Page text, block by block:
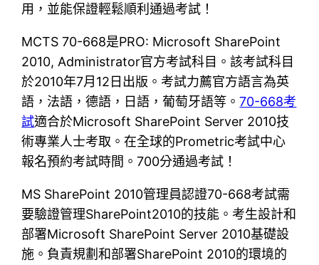
用，並能保證輕鬆順利通過考試！
MCTS 70-668是PRO: Microsoft SharePoint
2010, Administrator官方考試科目。該考試科目
於2010年7月12日出版。考試力薦官方語言為英
語，法語，德語，日語，葡萄牙語等。70-668考
試適合於Microsoft SharePoint Server 2010技
術專業人士考取。在全球的Prometric考試中心
報名預約考試時間。700分通過考試！
MS SharePoint 2010管理員認證70-668考試需
要驗證管理SharePoint2010的技能。考生設計和
部署Microsoft SharePoint Server 2010基礎設
施。負責規劃和部署SharePoint 2010的環境的